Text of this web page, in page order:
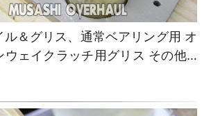
ル＆グリス、通常ベアリング用 オ
ウェイクラッチ用グリス その他…